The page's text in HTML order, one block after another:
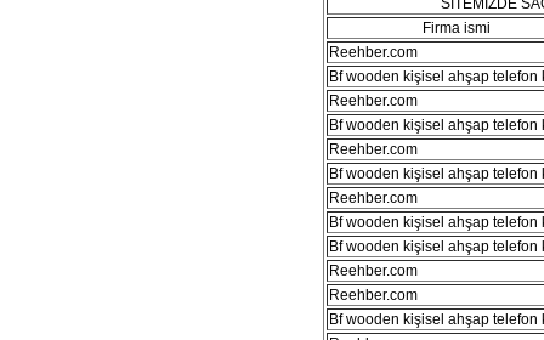
SİTEMİZDE
Firma ismi
Reehber.com
Bf wooden kişisel ahşap telefon
Reehber.com
Bf wooden kişisel ahşap telefon
Reehber.com
Bf wooden kişisel ahşap telefon
Reehber.com
Bf wooden kişisel ahşap telefon
Bf wooden kişisel ahşap telefon
Reehber.com
Reehber.com
Bf wooden kişisel ahşap telefon